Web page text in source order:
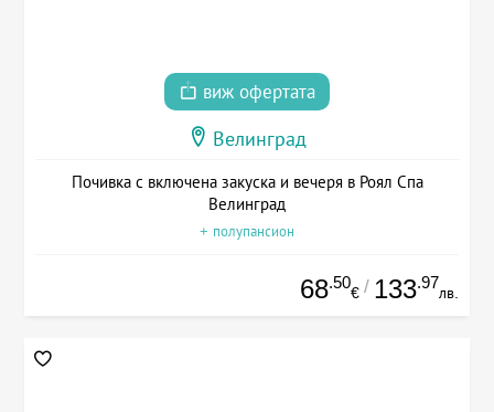
виж офертата
Велинград
Почивка с включена закуска и вечеря в Роял Спа
Велинград
+ полупансион
68.50
€ / 133.97
лв.